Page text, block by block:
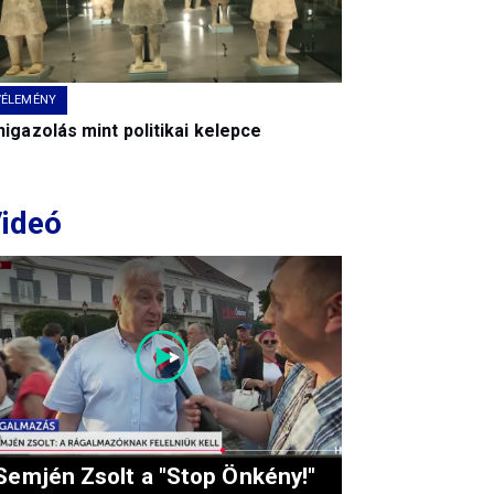
mint politikai kelepce
Zsolt a "Stop Önkény!"